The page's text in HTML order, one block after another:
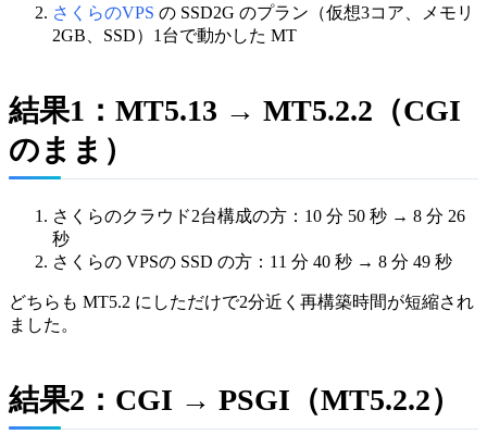
さくらのVPS の SSD2G のプラン（仮想3コア、メモリ
2GB、SSD）1台で動かした MT
結果1：MT5.13 → MT5.2.2（CGI
のまま）
さくらのクラウド2台構成の方：10 分 50 秒 → 8 分 26
秒
さくらの VPSの SSD の方：11 分 40 秒 → 8 分 49 秒
どちらも MT5.2 にしただけで2分近く再構築時間が短縮され
ました。
結果2：CGI → PSGI（MT5.2.2）